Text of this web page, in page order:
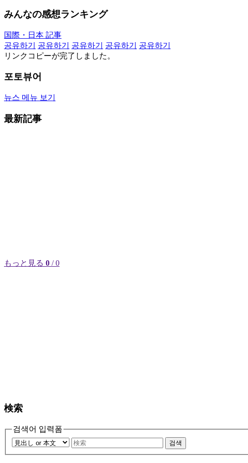
みんなの感想ランキング
国際・日本 記事
공유하기
공유하기 공유하기 공유하기
공유하기
リンクコピーが完了しました。
포토뷰어
뉴스 메뉴 보기
最新記事
もっと見る 0 / 0
検索
검색어 입력폼
검색